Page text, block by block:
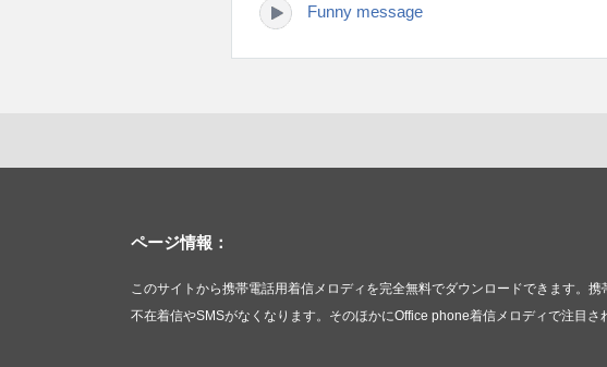
Funny message
ページ情報：
このサイトから携帯電話用着信メロディを完全無料でダウンロードできます。
不在着信やSMSがなくなります。そのほかにOffice phone着信メロディで注目さ